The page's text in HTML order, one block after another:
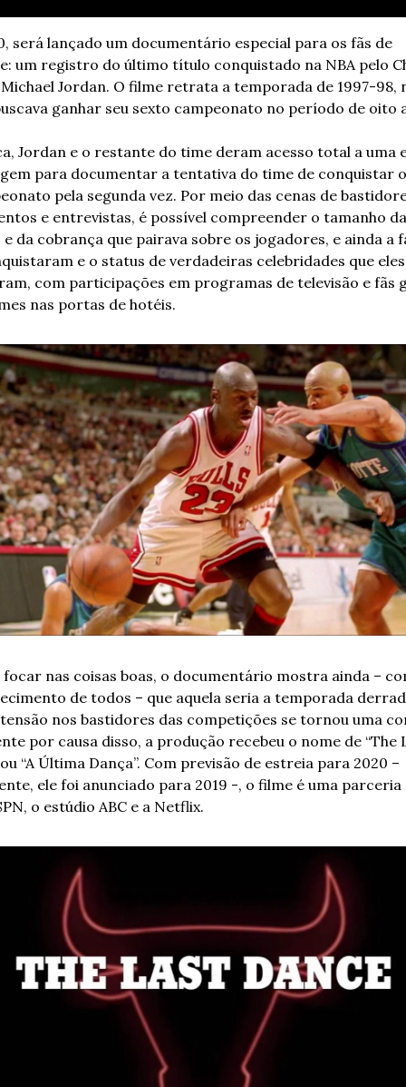
será lançado um documentário especial para os fãs de
um registro do último título conquistado na NBA pelo
Jordan. O filme retrata a temporada de 1997-98,
ganhar seu sexto campeonato no período de oito
Jordan e o restante do time deram acesso total a uma
para documentar a tentativa do time de conquistar o
pela segunda vez. Por meio das cenas de
e entrevistas, é possível compreender o tamanho da
da cobrança que pairava sobre os jogadores, e ainda a
e o status de verdadeiras celebridades que eles
com participações em programas de televisão e fãs
nas portas de hotéis.
focar nas coisas boas, o documentário mostra ainda –
de todos – que aquela seria a temporada
nos bastidores das competições se tornou uma
por causa disso, a produção recebeu o nome de “The
“A Última Dança”. Com previsão de estreia para 2020 –
ele foi anunciado para 2019 -, o filme é uma
o estúdio ABC e a Netflix.